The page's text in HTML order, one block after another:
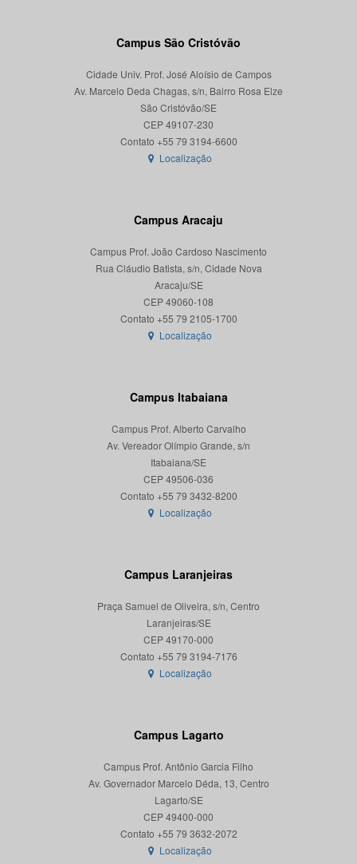
Campus São Cristóvão
Cidade Univ. Prof. José Aloísio de Campos
Av. Marcelo Deda Chagas, s/n, Bairro Rosa Elze
São Cristóvão/SE
CEP 49107-230
Localização
Campus Aracaju
Campus Prof. João Cardoso Nascimento
Rua Cláudio Batista, s/n, Cidade Nova
Aracaju/SE
CEP 49060-108
Localização
Campus Itabaiana
Campus Prof. Alberto Carvalho
Av. Vereador Olímpio Grande, s/n
Itabaiana/SE
CEP 49506-036
Localização
Campus Laranjeiras
Praça Samuel de Oliveira, s/n, Centro
Laranjeiras/SE
CEP 49170-000
Localização
Campus Lagarto
Campus Prof. Antônio Garcia Filho
Av. Governador Marcelo Déda, 13, Centro
Lagarto/SE
CEP 49400-000
Localização